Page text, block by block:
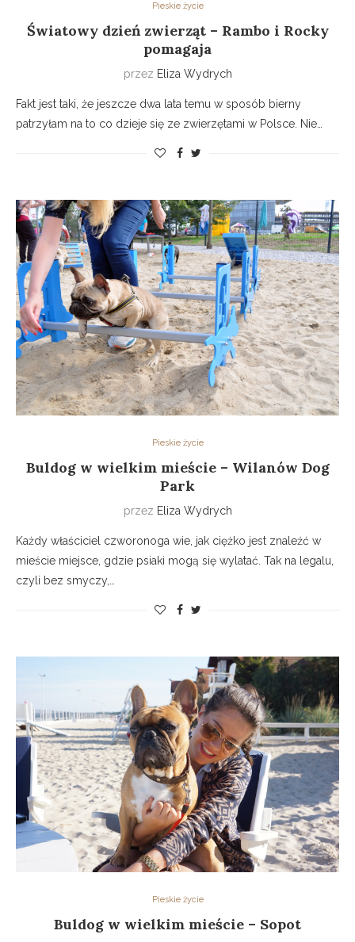
Pieskie życie
Światowy dzień zwierząt – Rambo i Rocky
pomagaja
przez Eliza Wydrych
Fakt jest taki, że jeszcze dwa lata temu w sposób bierny
patrzyłam na to co dzieje się ze zwierzętami w Polsce. Nie…
Pieskie życie
Buldog w wielkim mieście – Wilanów Dog
Park
przez Eliza Wydrych
Każdy właściciel czworonoga wie, jak ciężko jest znaleźć w
mieście miejsce, gdzie psiaki mogą się wylatać. Tak na legalu,
czyli bez smyczy,…
Pieskie życie
Buldog w wielkim mieście – Sopot